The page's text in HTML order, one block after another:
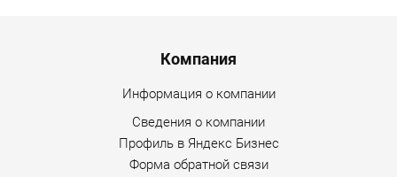
Компания
Информация о компании
Сведения о компании
Профиль в Яндекс Бизнес
Форма обратной связи